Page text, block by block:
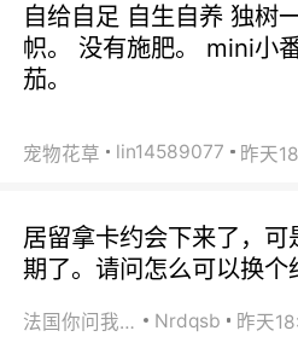
自给自足 自生自养 独树
帜。 没有施肥。 mini小
茄。
宠物花草 lin14589077 昨天
居留拿卡约会下来了，
期了。请问怎么可以换个
法国你问我答 Nrdqsb 昨天